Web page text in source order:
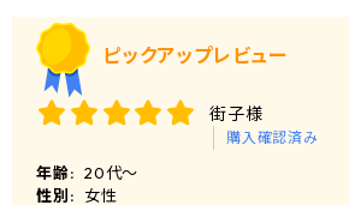
ピックアップレビュー
街子様
購入確認済み
年齢: 20代～
性別:
女性